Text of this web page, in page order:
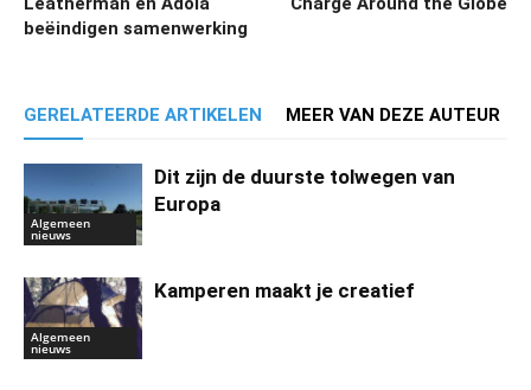
beëindigen samenwerking
GERELATEERDE ARTIKELEN MEER VAN DEZE AUTEUR
Algemeen
nieuws
Dit zijn de duurste tolwegen van
Europa
Algemeen
nieuws
Kamperen maakt je creatief